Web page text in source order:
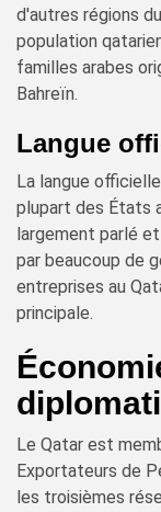
d'autres régions
population
familles arabes
Bahreïn.
Langue
La langue
plupart des États
largement parlé
par beaucoup de
entreprises au
principale.
Le Qatar est
Exportateurs de
les troisièmes